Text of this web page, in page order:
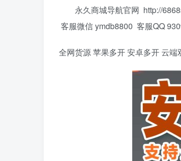
永久商城导航官网 http://
客服微信 ymdb8800 客服QQ
全网货源 苹果多开 安卓多开 云